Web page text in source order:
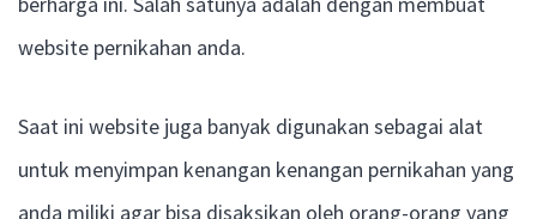
website pernikahan anda.
Saat ini website juga banyak digunakan sebagai alat
untuk menyimpan kenangan kenangan pernikahan yang
anda miliki agar bisa disaksikan oleh orang-orang yang